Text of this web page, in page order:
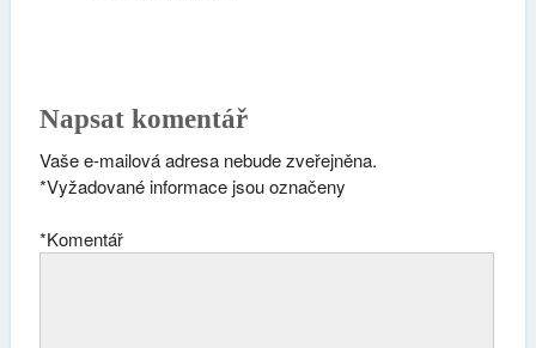
Napsat komentář
Vaše e-mailová adresa nebude zveřejněna.
Vyžadované informace jsou označeny
*
Komentář
*